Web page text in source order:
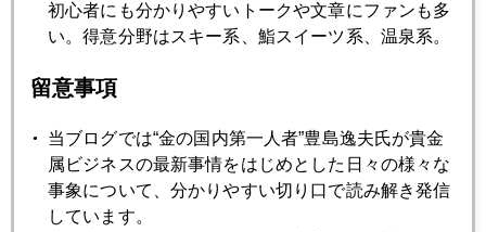
2020年02月26日
コロナ世界不況の足音、金は調整入り
2020年02月25日
世界同時株安、金１７００ドル接近も
初心者にも分かりやすいトークや文章にファンも多
い。得意分野はスキー系、鮨スイーツ系、温泉系。
留意事項
当ブログでは“金の国内第一人者”豊島逸夫氏が貴金
属ビジネスの最新事情をはじめとした日々の様々な
事象について、分かりやすい切り口で読み解き発信
しています。